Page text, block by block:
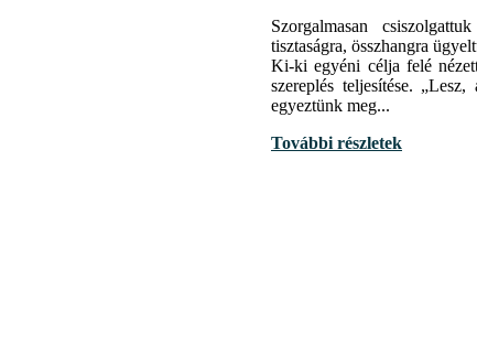
Szorgalmasan
tisztaságra, összhangra
Ki-ki egyéni célja felé
szereplés teljesítése.
egyeztünk meg...
További részletek